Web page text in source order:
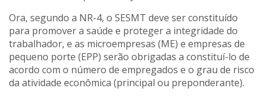
Ora, segundo a NR-4, o SESMT deve ser constituído
para promover a saúde e proteger a integridade do
trabalhador, e as microempresas (ME) e empresas de
pequeno porte (EPP) serão obrigadas a constituí-lo de
acordo com o número de empregados e o grau de risco
da atividade econômica (principal ou preponderante).